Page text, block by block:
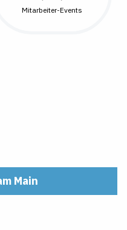
Mitarbeiter-Events
Main